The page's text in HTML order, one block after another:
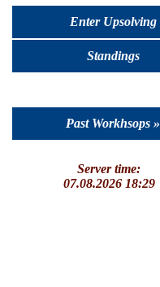
Enter Upsolving
Standings
Past Workhsops »
Server time:
07.08.2026 18:29